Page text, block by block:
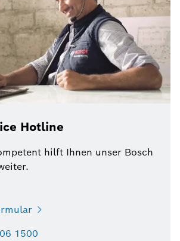
Hotline
hilft Ihnen unser Bosch
1500